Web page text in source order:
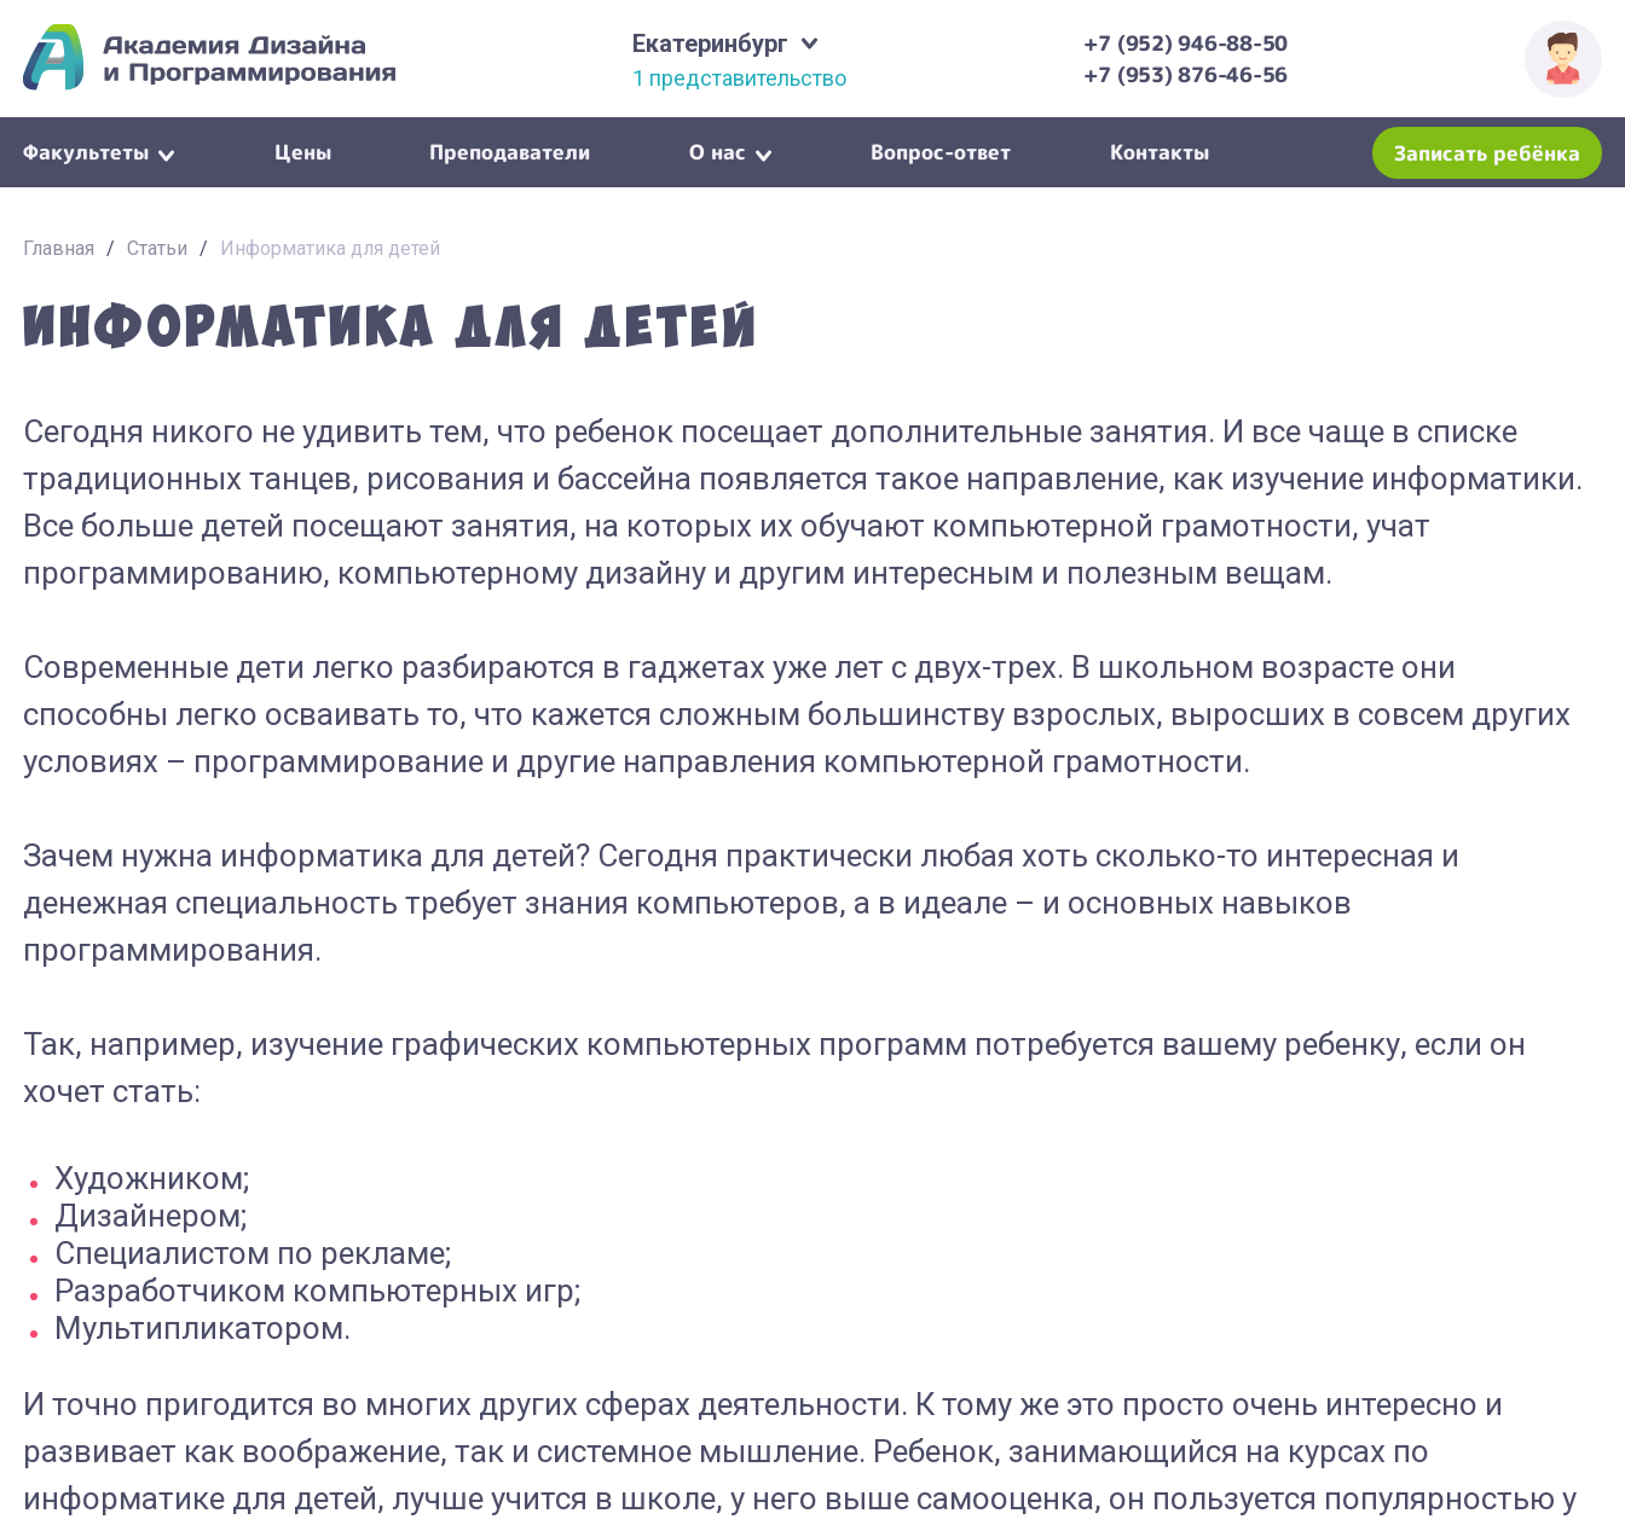
Екатеринбург
1 представительство
+7 (952) 946-88-50
+7 (953) 876-46-56
Факультеты Цены Преподаватели О нас Вопрос-ответ Контакты Записать ребёнка
Главная / Статьи / Информатика для детей
Информатика для детей
Сегодня никого не удивить тем, что ребенок посещает дополнительные занятия. И все чаще в списке
традиционных танцев, рисования и бассейна появляется такое направление, как изучение информатики.
Все больше детей посещают занятия, на которых их обучают компьютерной грамотности, учат
программированию, компьютерному дизайну и другим интересным и полезным вещам.
Современные дети легко разбираются в гаджетах уже лет с двух-трех. В школьном возрасте они
способны легко осваивать то, что кажется сложным большинству взрослых, выросших в совсем других
условиях – программирование и другие направления компьютерной грамотности.
Зачем нужна информатика для детей? Сегодня практически любая хоть сколько-то интересная и
денежная специальность требует знания компьютеров, а в идеале – и основных навыков
программирования.
Так, например, изучение графических компьютерных программ потребуется вашему ребенку, если он
хочет стать:
Художником;
Дизайнером;
Специалистом по рекламе;
Разработчиком компьютерных игр;
Мультипликатором.
И точно пригодится во многих других сферах деятельности. К тому же это просто очень интересно и
развивает как воображение, так и системное мышление. Ребенок, занимающийся на курсах по
информатике для детей, лучше учится в школе, у него выше самооценка, он пользуется популярностью у